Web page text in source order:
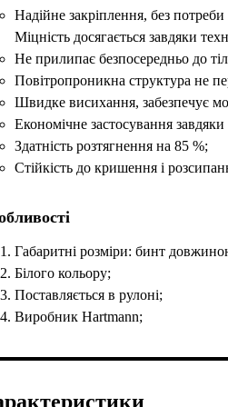
Надійне закріплення, без
Міцність досягається завдяки
Не прилипає безпосередньо до
Повітропроникна структура не
Швидке висихання, забезпечує
Економічне застосування завдяки
Здатність розтягнення на 85 %;
Стійкість до кришення і
Габаритні розміри: бинт
Білого кольору;
Поставляється в рулоні;
Виробник Hartmann;